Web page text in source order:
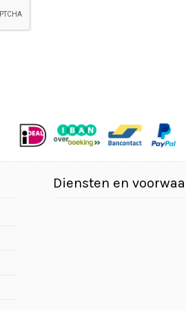
Diensten en